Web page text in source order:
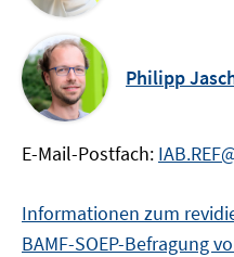
Philipp
E-Mail-Postfach:
Informationen zum
BAMF-SOEP-Befragung